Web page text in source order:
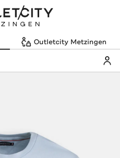
Outletcity Metzingen